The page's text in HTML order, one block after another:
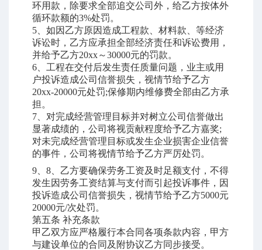
环用款，除要求全部追交公司外，给乙方按体外
循环款额的3%处罚。
5 、如因乙方原因造成工程款、材料款、等经济
诉讼时，乙方应承担全部经济责任和诉讼费用，
并给予乙方20xx～30000元的罚款。
6 、工程在交付后发生责任质量问题，业主或用
户投诉造成公司信誉损失，视情节给予乙方
20xx-20000元处罚;保修期内维修费全部由乙方承
担。
7 、对完成经营管理目标并对树立公司信誉做出
显著成绩的，公司将视贡献程度给予乙方嘉奖;
对未完成经营管理目标或发生企业损害企业信誉
的事件，公司将视情节给予乙方严厉处罚。
9、 8 、乙方要确保劳务工资及时足额支付，不得
发生因劳务工资结算与支付而引起投诉事件，因
投诉造成公司信誉损失，视情节给予乙方5000元
20000元/次处罚。
第五条 补充条款
甲乙双方应严格履行本合同各项条款内容，甲方
与建设单位的合同及附协议乙方同步接受。